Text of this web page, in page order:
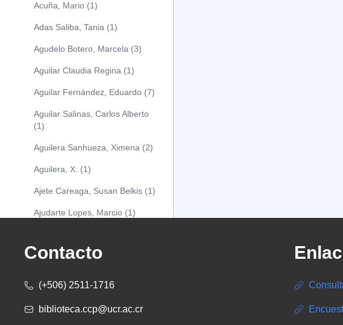
Acuña, Mario (1)
Adas Saliba, Tania (1)
Agudelo Botero, Marcela (3)
Aguilar Claudia Regina (1)
Aguilar Fernández, Eduardo (7)
Aguilar Salinas, Carlos Alberto
(1)
Aguilera Sanhueza, Ximena (2)
Aguilera, X. (1)
Ajete Careaga, Susan Belkis (1)
Ajudarte Lopes, Marcio (1)
(1)
Albareda Tiana (1)
Alcócer Alfaro, Diana (1)
Contacto
(+506) 2511-1716
biblioteca.ccp@ucr.ac.cr